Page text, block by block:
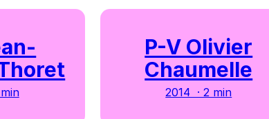
P-V Olivier
Chaumelle
2014 · 2 min